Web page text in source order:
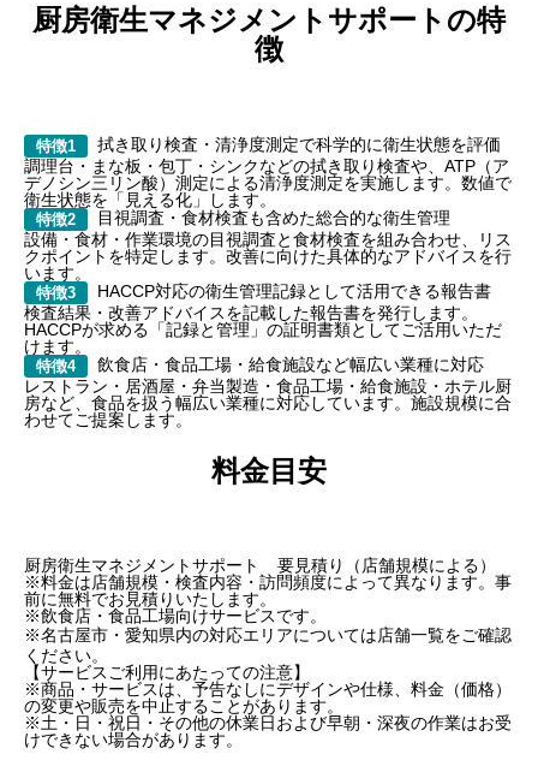
厨房衛生マネジメントサポートの特
徴
特徴1
拭き取り検査・清浄度測定で科学的に衛生状態を評価
調理台・まな板・包丁・シンクなどの拭き取り検査や、ATP（ア
デノシン三リン酸）測定による清浄度測定を実施します。数値で
衛生状態を「見える化」します。
特徴2
目視調査・食材検査も含めた総合的な衛生管理
設備・食材・作業環境の目視調査と食材検査を組み合わせ、リス
クポイントを特定します。改善に向けた具体的なアドバイスを行
います。
特徴3
HACCP対応の衛生管理記録として活用できる報告書
検査結果・改善アドバイスを記載した報告書を発行します。
HACCPが求める「記録と管理」の証明書類としてご活用いただ
けます。
特徴4
飲食店・食品工場・給食施設など幅広い業種に対応
レストラン・居酒屋・弁当製造・食品工場・給食施設・ホテル厨
房など、食品を扱う幅広い業種に対応しています。施設規模に合
わせてご提案します。
料金目安
厨房衛生マネジメントサポート
要見積り（店舗規模による）
※料金は店舗規模・検査内容・訪問頻度によって異なります。事
前に無料でお見積りいたします。
※飲食店・食品工場向けサービスです。
※名古屋市・愛知県内の対応エリアについては店舗一覧をご確認
ください。
【サービスご利用にあたっての注意】
※商品・サービスは、予告なしにデザインや仕様、料金（価格）
の変更や販売を中止することがあります。
※土・日・祝日・その他の休業日および早朝・深夜の作業はお受
けできない場合があります。